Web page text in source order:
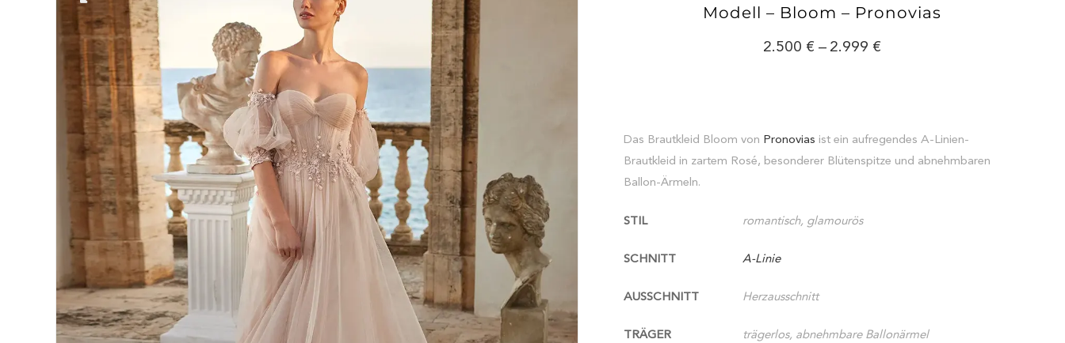
Modell – Bloom – Pronovias
2.500 – 2.999
Das Brautkleid Bloom von Pronovias ist ein aufregendes A-Linien-
Brautkleid in zartem Rosé, besonderer Blütenspitze und abnehmbaren
Ballon-Ärmeln.
STIL romantisch, glamourös
SCHNITT A-Linie
AUSSCHNITT Herzausschnitt
TRÄGER trägerlos, abnehmbare Ballonärmel